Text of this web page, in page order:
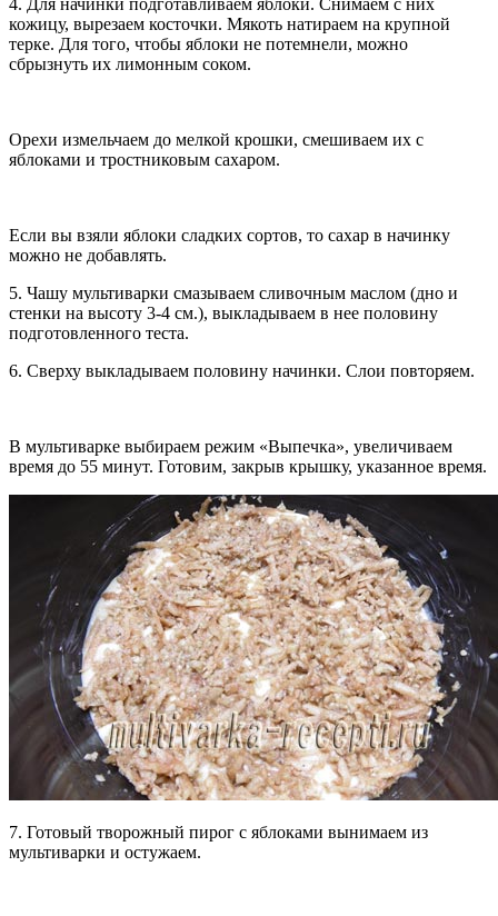
кожицу, вырезаем косточки. Мякоть натираем на крупной
терке. Для того, чтобы яблоки не потемнели, можно
сбрызнуть их лимонным соком.
Орехи измельчаем до мелкой крошки, смешиваем их с
яблоками и тростниковым сахаром.
Если вы взяли яблоки сладких сортов, то сахар в начинку
можно не добавлять.
5. Чашу мультиварки смазываем сливочным маслом (дно и
стенки на высоту 3-4 см.), выкладываем в нее половину
подготовленного теста.
6. Сверху выкладываем половину начинки. Слои повторяем.
В мультиварке выбираем режим «Выпечка», увеличиваем
время до 55 минут. Готовим, закрыв крышку, указанное время.
7. Готовый творожный пирог с яблоками вынимаем из
мультиварки и остужаем.